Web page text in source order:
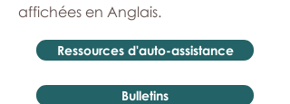
affichées en Anglais.
Ressources d'auto-assistance
Bulletins